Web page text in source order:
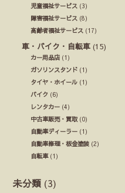
児童福祉サービス (3)
障害福祉サービス (8)
高齢者福祉サービス (17)
車・バイク・自転車 (15)
カー用品店 (1)
ガソリンスタンド (1)
タイヤ・ホイール (1)
バイク (6)
レンタカー (4)
中古車販売・買取 (0)
自動車ディーラー (1)
自動車修理・板金塗装 (2)
自転車(1)
未分類 (3)